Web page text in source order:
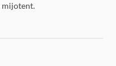
mijotent.